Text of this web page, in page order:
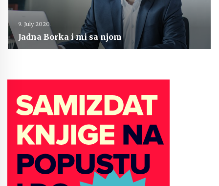
9. July 2020.
Jadna Borka i mi sa njom